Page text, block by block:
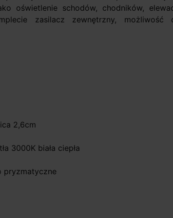
oświetlenie schodów, chodników,
zasilacz zewnętrzny, możliwość
2,6cm
3000K biała ciepła
pryzmatyczne